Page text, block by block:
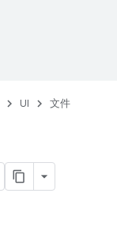
UI 文件